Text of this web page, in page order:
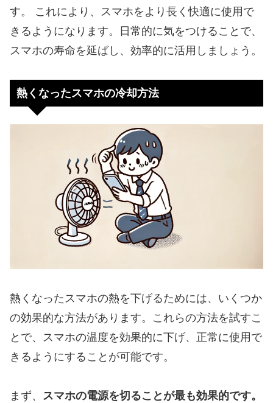
す。 これにより、スマホをより長く快適に使用で
きるようになります。日常的に気をつけることで、
スマホの寿命を延ばし、効率的に活用しましょう。
熱くなったスマホの冷却方法
熱くなったスマホの熱を下げるためには、いくつか
の効果的な方法があります。これらの方法を試すこ
とで、スマホの温度を効果的に下げ、正常に使用で
きるようにすることが可能です。
まず、 スマホの電源を切ることが最も効果的です。